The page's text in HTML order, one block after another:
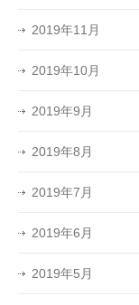
2019年11月
2019年10月
2019年9月
2019年8月
2019年7月
2019年6月
2019年5月